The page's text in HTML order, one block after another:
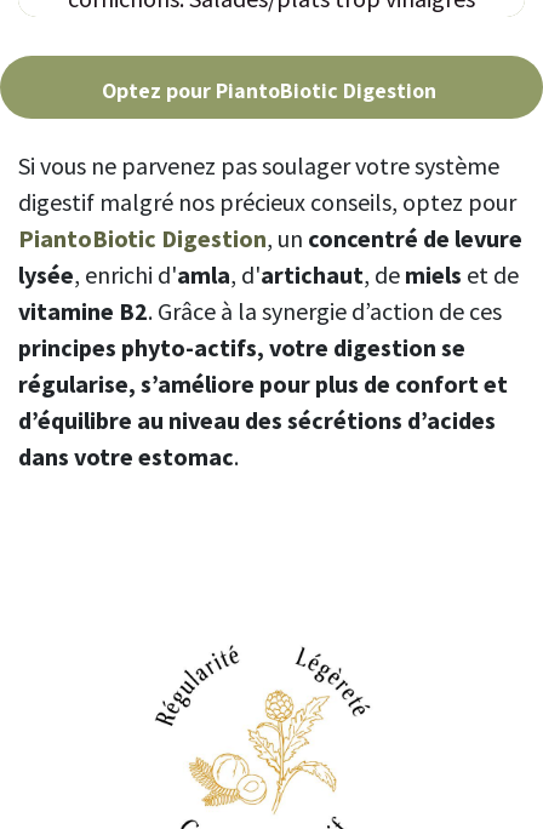
Optez pour PiantoBiotic Digestion
Si vous ne parvenez pas soulager votre système
digestif malgré nos précieux conseils, optez pour
PiantoBiotic Digestion, un concentré de levure
lysée, enrichi d'amla, d'artichaut, de miels et de
vitamine B2. Grâce à la synergie d’action de ces
principes phyto-actifs, votre digestion se
régularise, s’améliore pour plus de confort et
d’équilibre au niveau des sécrétions d’acides
dans votre estomac.